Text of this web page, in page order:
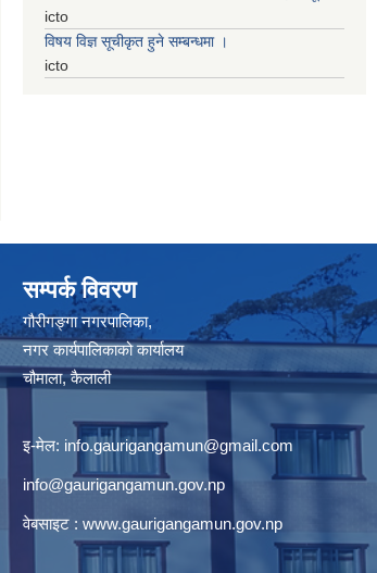
icto
विषय विज्ञ सूचीकृत हुने सम्बन्धमा ।
icto
सम्पर्क विवरण
गौरीगङ्गा नगरपालिका,
नगर कार्यपालिकाको कार्यालय
चौमाला, कैलाली
इ-मेल: info.gaurigangamun@gmail.com
info@gaurigangamun.gov.np
वेबसाइट : www.gaurigangamun.gov.np